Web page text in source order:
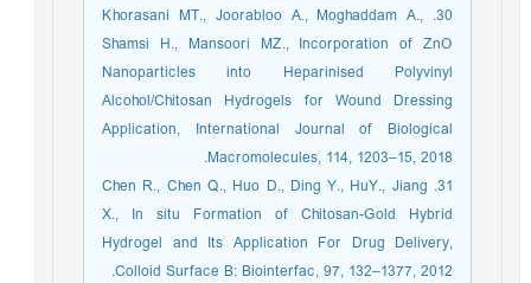
30. Khorasani MT., Joorabloo A., Moghaddam A.,
Shamsi H., Mansoori MZ., Incorporation of ZnO
Nanoparticles into Heparinised Polyvinyl
Alcohol/Chitosan Hydrogels for Wound Dressing
Application, International Journal of Biological
Macromolecules, 114, 1203–15, 2018.
31. Chen R., Chen Q., Huo D., Ding Y., HuY., Jiang
X., In situ Formation of Chitosan-Gold Hybrid
Hydrogel and Its Application For Drug Delivery,
Colloid Surface B: Biointerfac, 97, 132–1377, 2012.